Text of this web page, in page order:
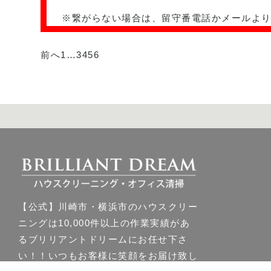
※繋がらない場合は、留守番電話かメールよ
前へ1 …3456
【公式】川崎市・横浜市のハウスクリー
ニングは10,000件以上の作業実績があ
るブリリアントドリームにお任せ下さ
い！！いつもお客様に笑顔をお届け致し